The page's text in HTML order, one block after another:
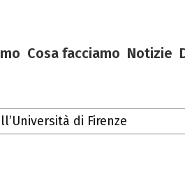
Cosa facciamo Notizie
di Firenze
Toscana